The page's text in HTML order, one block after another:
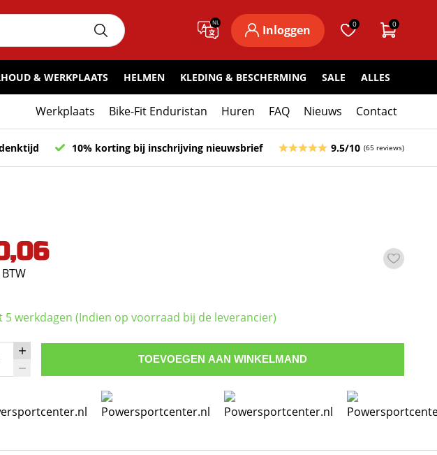
NL
Inloggen 0 0
& WERKPLAATS HELMEN KLEDING & BESCHERMING SALE ALLES
Werkplaats Bike-Fit Enduristan Huren FAQ Nieuws Contact
10% korting bij inschrijving nieuwsbrief 9.5/10 (65 reviews)
5 werkdagen (Indien op voorraad bij de leverancier)
TOEVOEGEN AAN WINKELMAND